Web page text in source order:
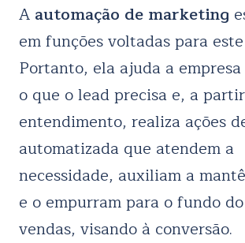
A automação de marketing
em funções voltadas para
Portanto, ela ajuda a
o que o lead precisa e, a
entendimento, realiza ações
automatizada que atendem a
necessidade, auxiliam a
e o empurram para o fundo
vendas, visando à conversão.